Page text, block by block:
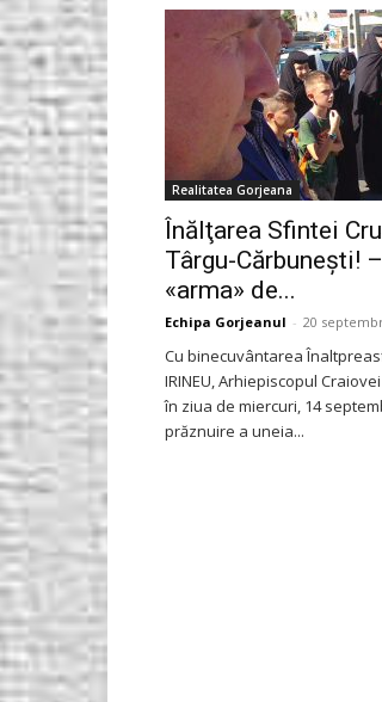
Realitatea Gorjeana
Înălţarea Sfintei
Târgu-Cărbuneşti!
«arma» de...
Echipa Gorjeanul - 20
Cu binecuvântarea
IRINEU, Arhiepiscopul
în ziua de miercuri, 14
prăznuire a uneia...